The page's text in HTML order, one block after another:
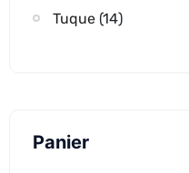
Tuque (14)
Panier